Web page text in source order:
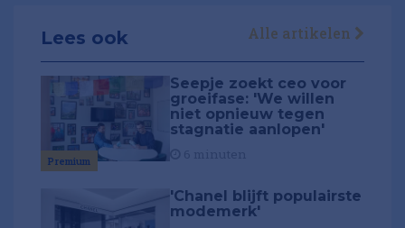
Lees ook Alle artikelen
Premium
Seepje zoekt ceo voor
groeifase: 'We willen
niet opnieuw tegen
stagnatie aanlopen'
'Chanel blijft populairste
modemerk'